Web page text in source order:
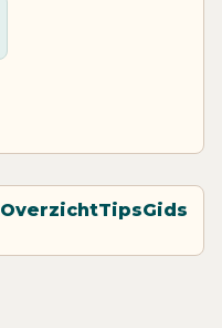
OverzichtTipsGids